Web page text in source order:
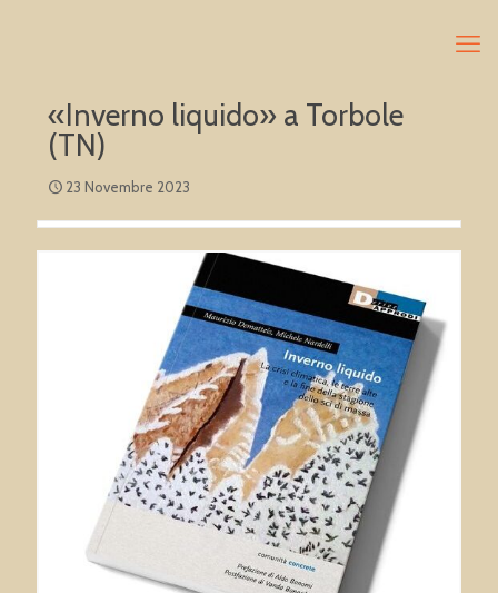
«Inverno liquido» a Torbole
(TN)
23 Novembre 2023